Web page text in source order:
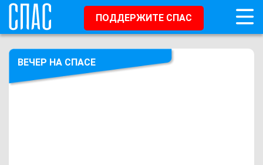
ПОДДЕРЖИТЕ СПАС
ВЕЧЕР НА СПАСЕ